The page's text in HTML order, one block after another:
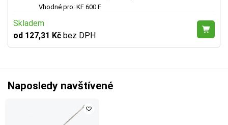
Vhodné pro: KF 600 F
Skladem
od 127,31 Kč bez DPH
Naposledy navštívené